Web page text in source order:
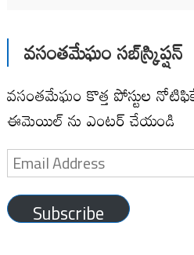
వసంతమేఘం సబ్‌స్క్రిప్షన్
వసంతమేఘం కొత్త పోస్టుల
ఈమెయిల్ ను ఎంటర్ చేయండి
Email
Address
Subscribe